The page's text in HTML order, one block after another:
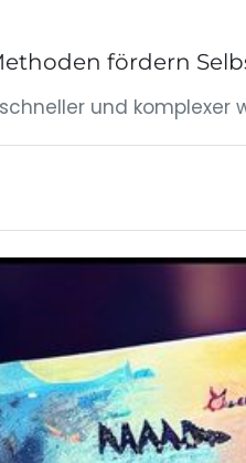
fördern
und